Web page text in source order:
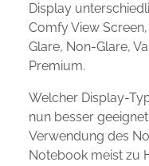
Display
Comfy View
Glare, Non-Glare,
Premium.
Welcher Display-
nun besser
Verwendung des
Notebook meist zu